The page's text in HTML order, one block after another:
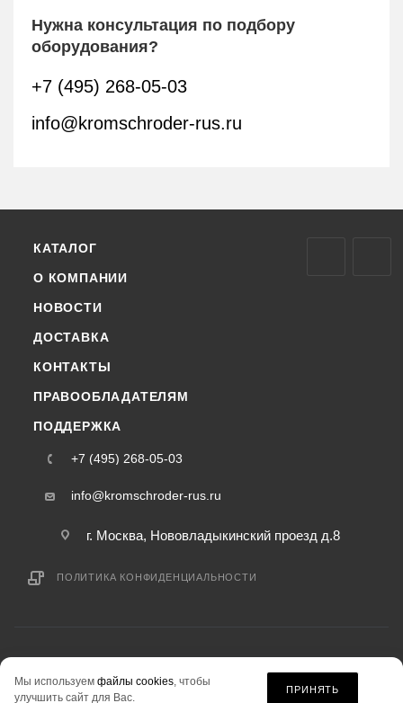
Нужна консультация по подбору
оборудования?
+7 (495) 268-05-03
info@kromschroder-rus.ru
КАТАЛОГ
О КОМПАНИИ
НОВОСТИ
ДОСТАВКА
КОНТАКТЫ
ПРАВООБЛАДАТЕЛЯМ
ПОДДЕРЖКА
+7 (495) 268-05-03
info@kromschroder-rus.ru
г. Москва, Нововладыкинский проезд д.8
ПОЛИТИКА КОНФИДЕНЦИАЛЬНОСТИ
информация на сайте «kromschroder-rus.ru» не является публичной офертой.
Мы используем файлы cookies, чтобы
улучшить сайт для Вас.
ПРИНЯТЬ